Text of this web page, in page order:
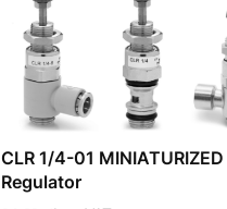
CLR 1/4-01 MINIATURIZED
Regulator